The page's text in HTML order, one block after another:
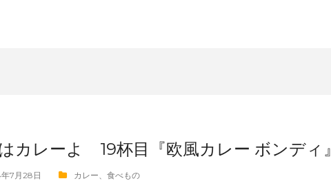
カレーよ 19杯目『欧風カレー ボンディ』
7月28日 カレー、 食べもの